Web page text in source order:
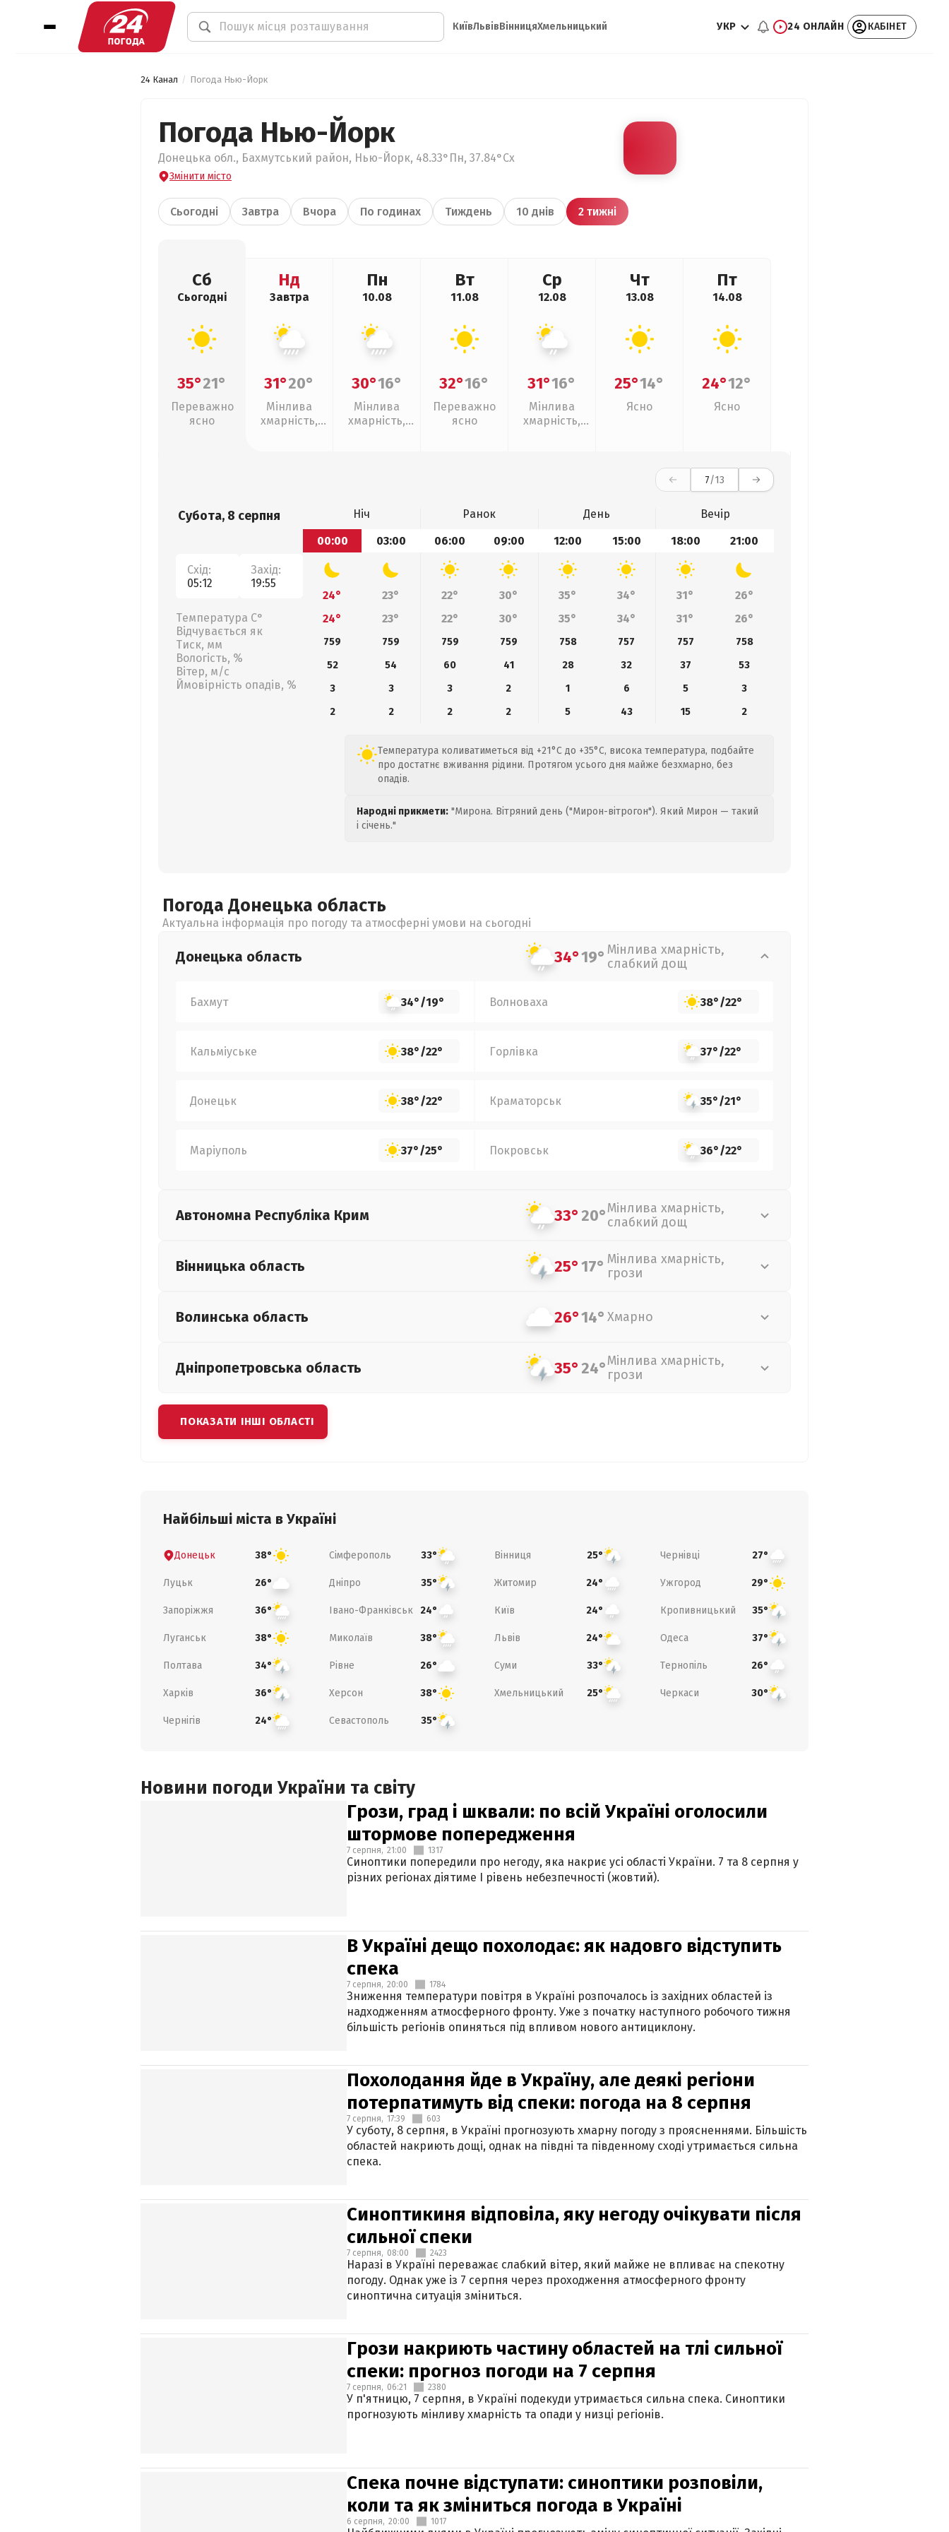
КиївЛьвівВінницяХмельницький УКР 24 ОНЛАЙН КАБІНЕТ
24 Канал Погода Нью-Йорк
Погода Нью-Йорк
Донецька обл., Бахмутський район, Нью-Йорк, 48.33°Пн, 37.84°Сх
Змінити місто
Сьогодні Завтра Вчора По годинах Тиждень 10 днів 2 тижні
Сб
Сьогодні
35°21°
Переважно
ясно
Нд
Завтра
31°20°
Мінлива
хмарність,
Пн
10.08
30°16°
Мінлива
хмарність,
Вт
11.08
32°16°
Переважно
ясно
Ср
12.08
31°16°
Мінлива
хмарність,
Чт
13.08
25°14°
Ясно
Пт
14.08
24°12°
Ясно
7/13
Субота, 8 серпня
Схід:
05:12
Захід:
19:55
Температура С°
Відчувається як
Тиск, мм
Вологість, %
Вітер, м/с
Ймовірність опадів, %
Ніч Ранок День
Вечір
00:00
03:00 06:00 09:00 12:00 15:00 18:00 21:00
24° 23° 22° 30° 35° 34° 31°
26°
24°
23° 22° 30° 35° 34° 31° 26°
759 759 759 759 758 757 757
758
52
54 60 41 28 32 37
53
3
3 3 2 1 6 5
3
2
2 2 2 5 43 15 2
Температура коливатиметься від +21°C до +35°C, висока температура, подбайте
про достатнє вживання рідини. Протягом усього дня майже безхмарно, без
опадів.
Народні прикмети: "Мирона. Вітряний день ("Мирон-вітрогон"). Який Мирон — такий
і січень."
Погода Донецька область
Актуальна інформація про погоду та атмосферні умови на сьогодні
Донецька область 34°19° Мінлива хмарність,
слабкий дощ
Бахмут 34°/19° Волноваха 38°/22°
Кальміуське 38°/22° Горлівка 37°/22°
Донецьк 38°/22° Краматорськ 35°/21°
Маріуполь 37°/25° Покровськ 36°/22°
Автономна Республіка Крим 33°20°Мінлива хмарність,
слабкий дощ
Вінницька область 25°17° Мінлива хмарність,
грози
Волинська область 26°14° Хмарно
Дніпропетровська область 35°24°Мінлива хмарність,
грози
ПОКАЗАТИ ІНШІ ОБЛАСТІ
Найбільші міста в Україні
Донецьк 38° Сімферополь 33° Вінниця 25° Чернівці 27°
Луцьк 26° Дніпро 35° Житомир 24° Ужгород 29°
Запоріжжя 36° Івано-Франківськ 24° Київ 24° Кропивницький 35°
Луганськ 38° Миколаїв 38° Львів 24° Одеса 37°
Полтава 34° Рівне 26° Суми 33° Тернопіль 26°
Харків 36° Херсон 38° Хмельницький 25° Черкаси 30°
Чернігів 24° Севастополь 35°
Новини погоди України та світу
Грози, град і шквали: по всій Україні оголосили
штормове попередження
7 серпня, 21:00 1317
Синоптики попередили про негоду, яка накриє усі області України. 7 та 8 серпня у
різних регіонах діятиме І рівень небезпечності (жовтий).
В Україні дещо похолодає: як надовго відступить
спека
7 серпня, 20:00 1784
Зниження температури повітря в Україні розпочалось із західних областей із
надходженням атмосферного фронту. Уже з початку наступного робочого тижня
більшість регіонів опиняться під впливом нового антициклону.
Похолодання йде в Україну, але деякі регіони
потерпатимуть від спеки: погода на 8 серпня
7 серпня, 17:39 603
У суботу, 8 серпня, в Україні прогнозують хмарну погоду з проясненнями. Більшість
областей накриють дощі, однак на півдні та південному сході утримається сильна
спека.
Синоптикиня відповіла, яку негоду очікувати після
сильної спеки
7 серпня, 08:00 2423
Наразі в Україні переважає слабкий вітер, який майже не впливає на спекотну
погоду. Однак уже із 7 серпня через проходження атмосферного фронту
синоптична ситуація зміниться.
Грози накриють частину областей на тлі сильної
спеки: прогноз погоди на 7 серпня
7 серпня, 06:21 2380
У п'ятницю, 7 серпня, в Україні подекуди утримається сильна спека. Синоптики
прогнозують мінливу хмарність та опади у низці регіонів.
Спека почне відступати: синоптики розповіли,
коли та як зміниться погода в Україні
6 серпня, 20:00 1017